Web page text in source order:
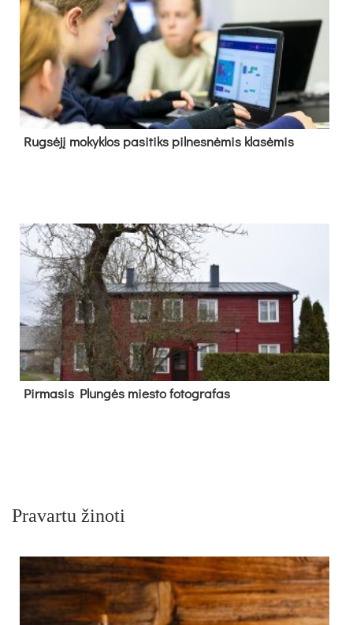
Rug­sė­jį mo­kyk­los pa­si­tiks pil­nes­nė­mis kla­sė­mis
Pir­ma­sis Plun­gės mies­to fo­tog­ra­fas
Pravartu žinoti